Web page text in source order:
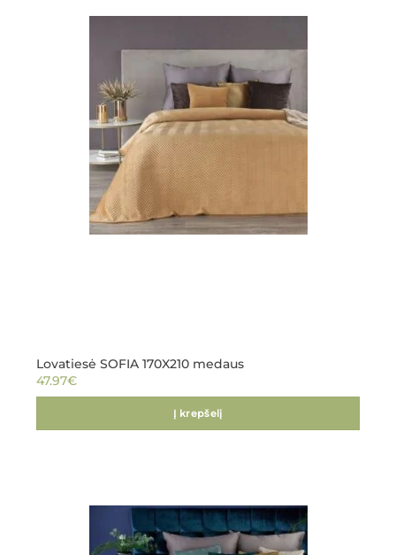
Lovatiesė SOFIA 170X210 medaus
47.97€
Į krepšelį